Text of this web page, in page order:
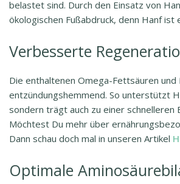
belastet sind. Durch den Einsatz von
ökologischen Fußabdruck, denn Hanf
Verbesserte
Die enthaltenen Omega-Fettsäuren und
entzündungshemmend. So unterstützt
sondern trägt auch zu einer schnelleren
Möchtest Du mehr über
Dann schau doch mal in unseren Artikel
Optimale